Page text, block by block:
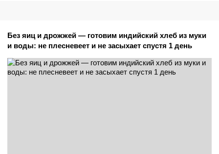
Без яиц и дрожжей — готовим индийский хлеб из муки
и воды: не плесневеет и не засыхает спустя 1 день